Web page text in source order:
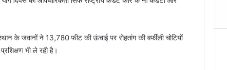
के जवानों ने 13,780 फीट की ऊंचाई पर रोहतांग की बर्फीली चोटियों
भी ले रही है।